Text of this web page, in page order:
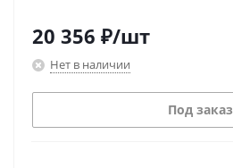
20 356 ₽/шт
Нет в наличии
Под заказ